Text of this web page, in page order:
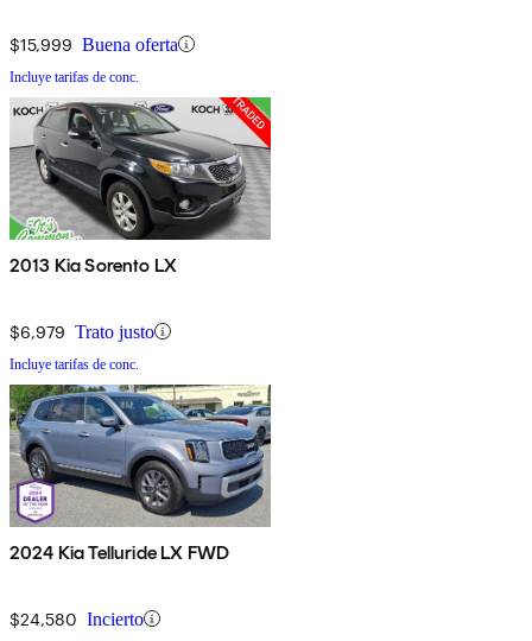
$15,999 Buena oferta
Incluye tarifas de conc.
2013 Kia Sorento LX
$6,979 Trato justo
Incluye tarifas de conc.
2024 Kia Telluride LX FWD
$24,580 Incierto